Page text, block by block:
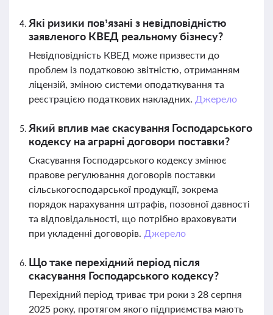
Які ризики пов’язані з невідповідністю
заявленого КВЕД реальному бізнесу?
Невідповідність КВЕД може призвести до
проблем із податковою звітністю, отриманням
ліцензій, зміною системи оподаткування та
реєстрацією податкових накладних. Джерело
Який вплив має скасування Господарського
кодексу на аграрні договори поставки?
Скасування Господарського кодексу змінює
правове регулювання договорів поставки
сільськогосподарської продукції, зокрема
порядок нарахування штрафів, позовної давності
та відповідальності, що потрібно враховувати
при укладенні договорів. Джерело
Що таке перехідний період після
скасування Господарського кодексу?
Перехідний період триває три роки з 28 серпня
2025 року, протягом якого підприємства мають